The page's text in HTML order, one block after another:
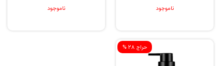
ناموجود ناموجود
% حراج 28